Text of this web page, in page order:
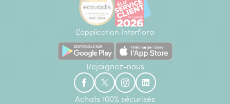
L'application Interflora
Rejoignez-nous
Achats 100% sécurisés